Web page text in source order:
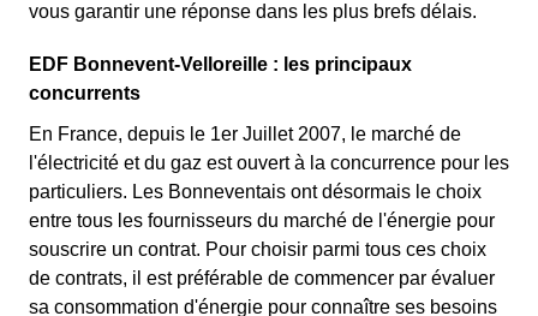
vous garantir une réponse dans les plus brefs délais.
EDF Bonnevent-Velloreille : les principaux
concurrents
En France, depuis le 1er Juillet 2007, le marché de
l'électricité et du gaz est ouvert à la concurrence pour les
particuliers. Les Bonneventais ont désormais le choix
entre tous les fournisseurs du marché de l'énergie pour
souscrire un contrat. Pour choisir parmi tous ces choix
de contrats, il est préférable de commencer par évaluer
sa consommation d'énergie pour connaître ses besoins